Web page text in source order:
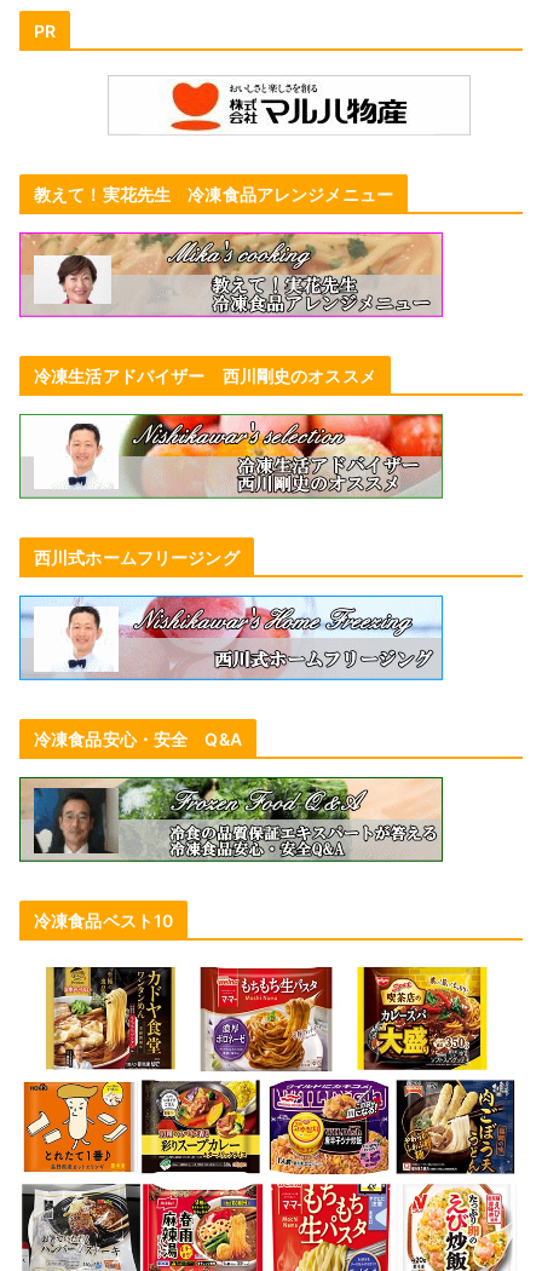
PR
教えて！実花先生 冷凍食品アレンジメニュー
冷凍生活アドバイザー 西川剛史のオススメ
西川式ホームフリージング
冷凍食品安心・安全 Q&A
冷凍食品ベスト10